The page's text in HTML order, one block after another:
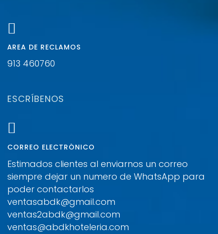
ÁREA DE RECLAMOS
913 460760
ESCRÍBENOS
CORREO ELECTRÓNICO
Estimados clientes al enviarnos un correo
siempre dejar un numero de WhatsApp para
poder contactarlos
ventasabdk@gmail.com
ventas2abdk@gmail.com
ventas@abdkhoteleria.com